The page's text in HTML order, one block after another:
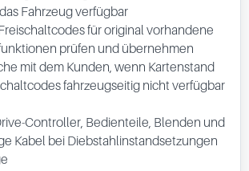
Fahrzeug verfügbar
für original vorhandene
prüfen und übernehmen
mit dem Kunden, wenn Kartenstand
fahrzeugseitig nicht verfügbar
Controller, Bedienteile, Blenden und
Kabel bei Diebstahlinstandsetzungen